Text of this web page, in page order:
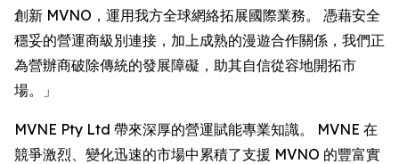
創新 MVNO，運用我方全球網絡拓展國際業務。 憑藉安全
穩妥的營運商級別連接，加上成熟的漫遊合作關係，我們正
為營辦商破除傳統的發展障礙，助其自信從容地開拓市
場。」
MVNE Pty Ltd 帶來深厚的營運賦能專業知識。 MVNE 在
競爭激烈、變化迅速的市場中累積了支援 MVNO 的豐富實